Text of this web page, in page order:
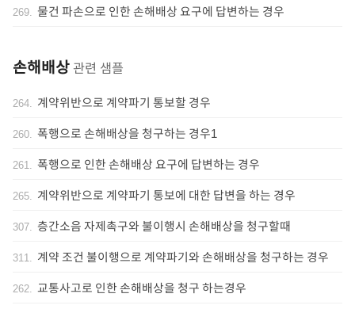
269. 물건 파손으로 인한 손해배상 요구에 답변하는 경우
손해배상 관련 샘플
264. 계약위반으로 계약파기 통보할 경우
260. 폭행으로 손해배상을 청구하는 경우1
261. 폭행으로 인한 손해배상 요구에 답변하는 경우
265. 계약위반으로 계약파기 통보에 대한 답변을 하는 경우
307. 층간소음 자제촉구와 불이행시 손해배상을 청구할때
311. 계약 조건 불이행으로 계약파기와 손해배상을 청구하는 경우
262. 교통사고로 인한 손해배상을 청구 하는경우